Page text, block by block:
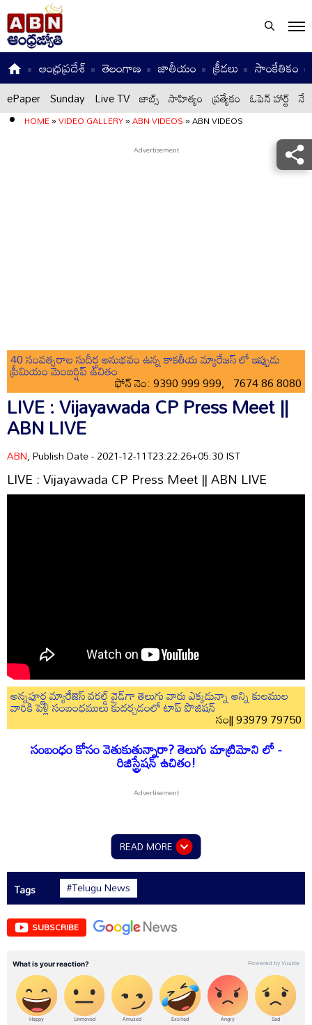
ఆంధ్రప్రదేశ్ తెలంగాణ జాతీయం క్రీడలు సాంకేతికం
ePaper Sunday Live TV జాబ్స్ సాహిత్యం ప్రత్యేకం ఓపెన్ హార్ట్
HOME»VIDEO GALLERY»ABN VIDEOS»ABN VIDEOS
40 సంవత్సరాల సుదీర్ఘ అనుభవం ఉన్న కాకతీయ మ్యారేజస్ లో ఇప్పుడు
ప్రీమియం మెంబర్షిప్ ఉచితం
ఫోన్ నెం: 9390 999 999, 7674 86 8080
LIVE : Vijayawada CP Press Meet ||
ABN LIVE
ABN, Publish Date - 2021-12-11T23:22:26+05:30 IST
LIVE : Vijayawada CP Press Meet || ABN LIVE
అన్నపూర్ణ మ్యారేజెస్ వరల్డ్ వైడ్‌గా తెలుగు వారు ఎక్కడున్నా అన్ని కులముల
వారికి పెళ్లి సంబంధములు కుదర్చడంలో టాప్ పొజిషన్
సం|| 93979 79750
సంబంధం కోసం వెతుకుతున్నారా? తెలుగు మాట్రిమోని లో -
రిజిస్ట్రేషన్ ఉచితం!
READ MORE
Tags #Telugu News
SUBSCRIBE